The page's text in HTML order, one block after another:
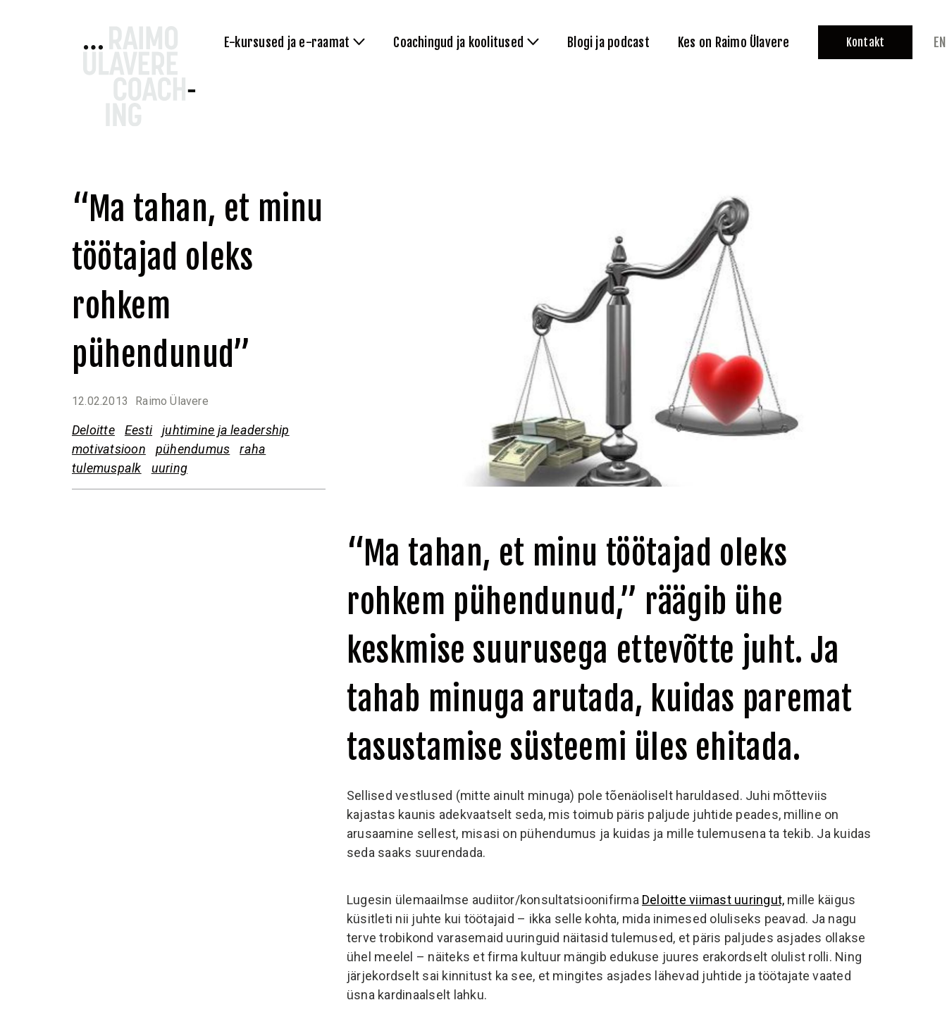
E-kursused ja e-raamat Coachingud ja koolitused Blogi ja podcast Kes on Raimo Ülavere Kontakt EN
“Ma tahan, et minu
töötajad oleks
rohkem
pühendunud”
12.02.2013 Raimo Ülavere
Deloitte Eesti
juhtimine ja leadership
motivatsioon
pühendumus
raha
tulemuspalk
uuring
“Ma tahan, et minu töötajad oleks
rohkem pühendunud,” räägib ühe
keskmise suurusega ettevõtte juht. Ja
tahab minuga arutada, kuidas paremat
tasustamise süsteemi üles ehitada.
Sellised vestlused (mitte ainult minuga) pole tõenäoliselt haruldased. Juhi mõtteviis
kajastas kaunis adekvaatselt seda, mis toimub päris paljude juhtide peades, milline on
arusaamine sellest, misasi on pühendumus ja kuidas ja mille tulemusena ta tekib. Ja kuidas
seda saaks suurendada.
Lugesin ülemaailmse audiitor/konsultatsioonifirma Deloitte viimast uuringut, mille käigus
küsitleti nii juhte kui töötajaid – ikka selle kohta, mida inimesed oluliseks peavad. Ja nagu
terve trobikond varasemaid uuringuid näitasid tulemused, et päris paljudes asjades ollakse
ühel meelel – näiteks et firma kultuur mängib edukuse juures erakordselt olulist rolli. Ning
järjekordselt sai kinnitust ka see, et mingites asjades lähevad juhtide ja töötajate vaated
üsna kardinaalselt lahku.